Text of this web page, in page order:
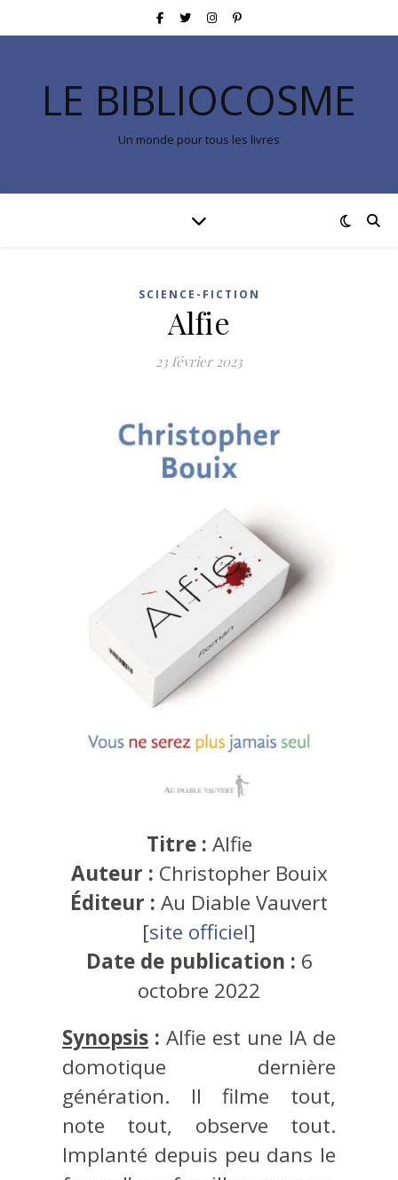
LE BIBLIOCOSME
Un monde pour tous les livres
SCIENCE-FICTION
Alfie
23 février 2023
Titre : Alfie
Auteur : Christopher Bouix
Éditeur : Au Diable Vauvert
[site officiel]
Date de publication : 6
octobre 2022
Synopsis : Alfie est une lA de
domotique dernière
génération. Il filme tout,
note tout, observe tout.
Implanté depuis peu dans le